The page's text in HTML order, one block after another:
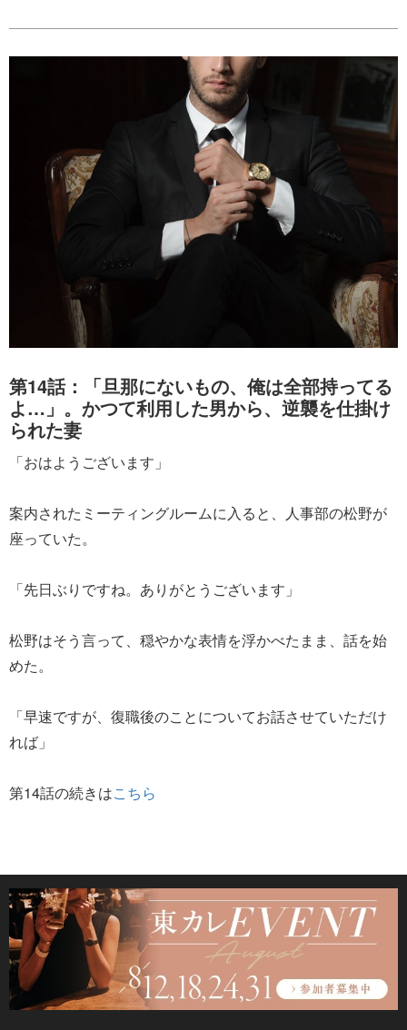
第14話：「旦那にないもの、俺は全部持ってる
よ…」。かつて利用した男から、逆襲を仕掛け
られた妻
「おはようございます」
案内されたミーティングルームに入ると、人事部の松野が
座っていた。
「先日ぶりですね。ありがとうございます」
松野はそう言って、穏やかな表情を浮かべたまま、話を始
めた。
「早速ですが、復職後のことについてお話させていただけ
れば」
第14話の続きはこちら